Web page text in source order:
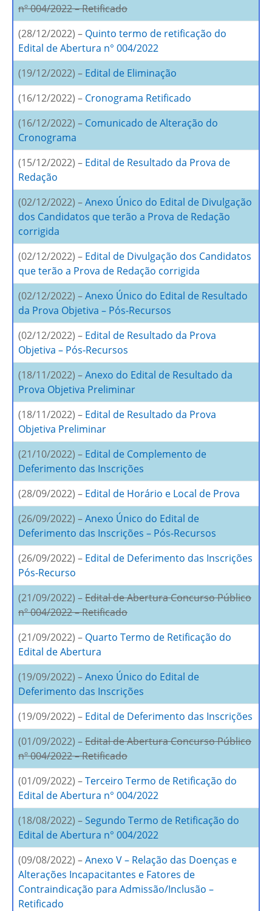
nº 004/2022 – Retificado
(28/12/2022) – Quinto termo de retificação do
Edital de Abertura n° 004/2022
(19/12/2022) – Edital de Eliminação
(16/12/2022) – Cronograma Retificado
(16/12/2022) – Comunicado de Alteração do
Cronograma
(15/12/2022) – Edital de Resultado da Prova de
Redação
(02/12/2022) –Anexo Único do Edital de Divulgação
dos Candidatos que terão a Prova de Redação
corrigida
(02/12/2022) – Edital de Divulgação dos Candidatos
que terão a Prova de Redação corrigida
(02/12/2022) –Anexo Único do Edital de Resultado
da Prova Objetiva – Pós-Recursos
(02/12/2022) – Edital de Resultado da Prova
Objetiva – Pós-Recursos
(18/11/2022) –Anexo do Edital de Resultado da
Prova Objetiva Preliminar
(18/11/2022) – Edital de Resultado da Prova
Objetiva Preliminar
(21/10/2022) – Edital de Complemento de
Deferimento das Inscrições
(28/09/2022) – Edital de Horário e Local de Prova
(26/09/2022) –Anexo Único do Edital de
Deferimento das Inscrições – Pós-Recursos
(26/09/2022) – Edital de Deferimento das Inscrições
Pós-Recurso
(21/09/2022) –Edital de Abertura Concurso Público
nº 004/2022 – Retificado
(21/09/2022) – Quarto Termo de Retificação do
Edital de Abertura
(19/09/2022) –Anexo Único do Edital de
Deferimento das Inscrições
(19/09/2022) – Edital de Deferimento das Inscrições
(01/09/2022) –Edital de Abertura Concurso Público
nº 004/2022 – Retificado
(01/09/2022) –Terceiro Termo de Retificação do
Edital de Abertura n° 004/2022
(18/08/2022) – Segundo Termo de Retificação do
Edital de Abertura n° 004/2022
(09/08/2022) –Anexo V – Relação das Doenças e
Alterações Incapacitantes e Fatores de
Contraindicação para Admissão/Inclusão –
Retificado